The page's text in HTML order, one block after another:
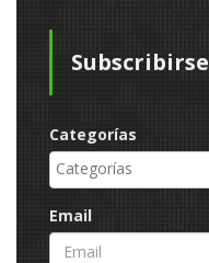
Subscribirse
Categorías
Email